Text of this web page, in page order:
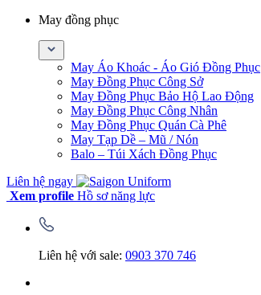
May đồng phục
May Áo Khoác - Áo Gió Đồng Phục
May Đồng Phục Công Sở
May Đồng Phục Bảo Hộ Lao Động
May Đồng Phục Công Nhân
May Đồng Phục Quán Cà Phê
May Tạp Dề – Mũ / Nón
Balo – Túi Xách Đồng Phục
Liên hệ ngay
Xem profile Hồ sơ năng lực
Liên hệ với sale: 0903 370 746